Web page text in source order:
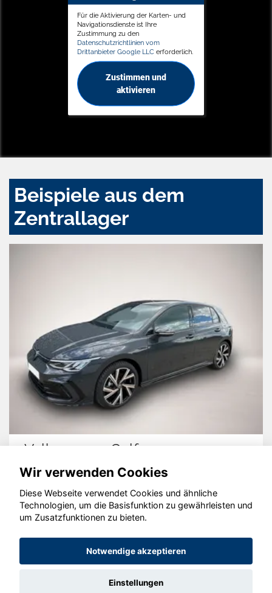
Für die Aktivierung der Karten- und
Navigationsdienste ist Ihre
Zustimmung zu den
Datenschutzrichtlinien vom
Drittanbieter Google LLC erforderlich.
Zustimmen und
aktivieren
Beispiele aus dem
Zentrallager
Volkswagen Golf
© konjunkturmotor.de GmbH 2020 - 2026
Wir verwenden Cookies
Diese Webseite verwendet Cookies und ähnliche
Technologien, um die Basisfunktion zu gewährleisten und
um Zusatzfunktionen zu bieten.
Notwendige akzeptieren
Einstellungen